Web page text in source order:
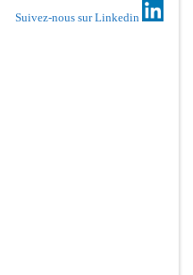
Suivez-nous sur Linkedin